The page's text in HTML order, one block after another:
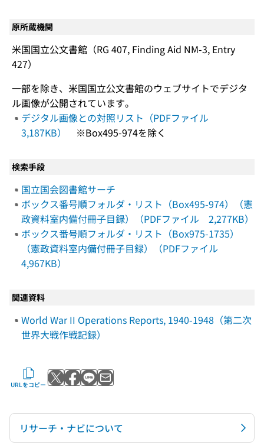
原所蔵機関
米国国立公文書館（RG 407, Finding Aid NM-3, Entry
427）
一部を除き、米国国立公文書館のウェブサイトでデジタ
ル画像が公開されています。
デジタル画像との対照リスト（PDFファイル
3,187KB）
※Box495-974を除く
検索手段
国立国会図書館サーチ
ボックス番号順フォルダ・リスト（Box495-974）（憲
政資料室内備付冊子目録）（PDFファイル 2,277KB）
ボックス番号順フォルダ・リスト（Box975-1735）
（憲政資料室内備付冊子目録）（PDFファイル
4,967KB）
関連資料
World War II Operations Reports, 1940-1948（第二次
世界大戦作戦記録）
URLをコピー Xでポストする
Facebookでシェアする
LINEで送る
メールで送る
リサーチ・ナビについて